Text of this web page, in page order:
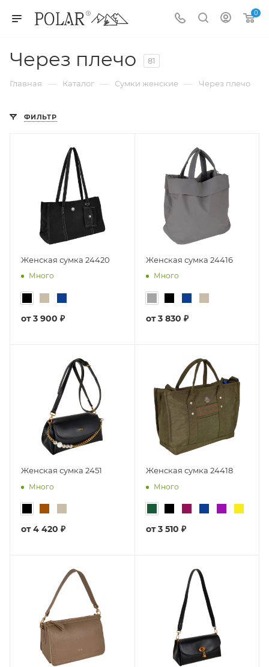
0
Через плечо 81
Главная — Каталог — Сумки женские — Через плечо
ФИЛЬТР
Женская сумка 24420
Много
от3 900 ₽
Женская сумка 24416
Много
от3 830 ₽
Женская сумка 2451
Много
от4 420 ₽
Женская сумка 24418
Много
от3 510 ₽